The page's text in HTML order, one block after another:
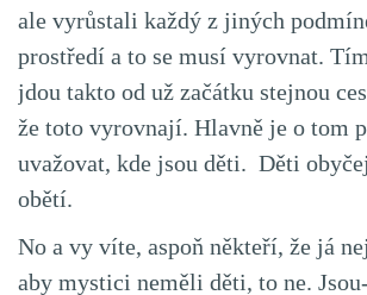
ale vyrůstali každý z jiných
prostředí a to se musí vyrovnat.
jdou takto od už začátku stejnou
že toto vyrovnají. Hlavně je o tom
uvažovat, kde jsou děti. Děti
obětí.
No a vy víte, aspoň někteří, že já
aby mystici neměli děti, to ne.